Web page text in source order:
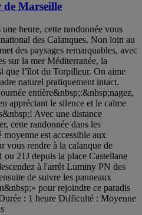
de Marseille
une heure, cette randonnée vous
des Calanques. Non loin au
des paysages remarquables, avec
sur la mer Méditerranée, la
que l’îlot du Torpilleur. On aime
naturel pratiquement intact.
entière&nbsp;:&nbsp;nagez,
appréciant le silence et le calme
Avec une distance
cette randonnée dans les
est accessible aux
vous rendre à la calanque de
21J depuis la place Castellane
à l'arrêt Luminy PN des
de suivre les panneaux
pour rejoindre ce paradis
: 1 heure Difficulté : Moyenne